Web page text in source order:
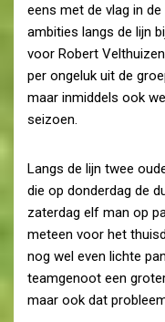
eens met de vlag in
ambities langs de lijn
voor Robert
per ongeluk uit de
maar inmiddels ook
seizoen.
Langs de lijn twee
die op donderdag de
zaterdag elf man op
meteen voor het
nog wel even lichte
teamgenoot een
maar ook dat